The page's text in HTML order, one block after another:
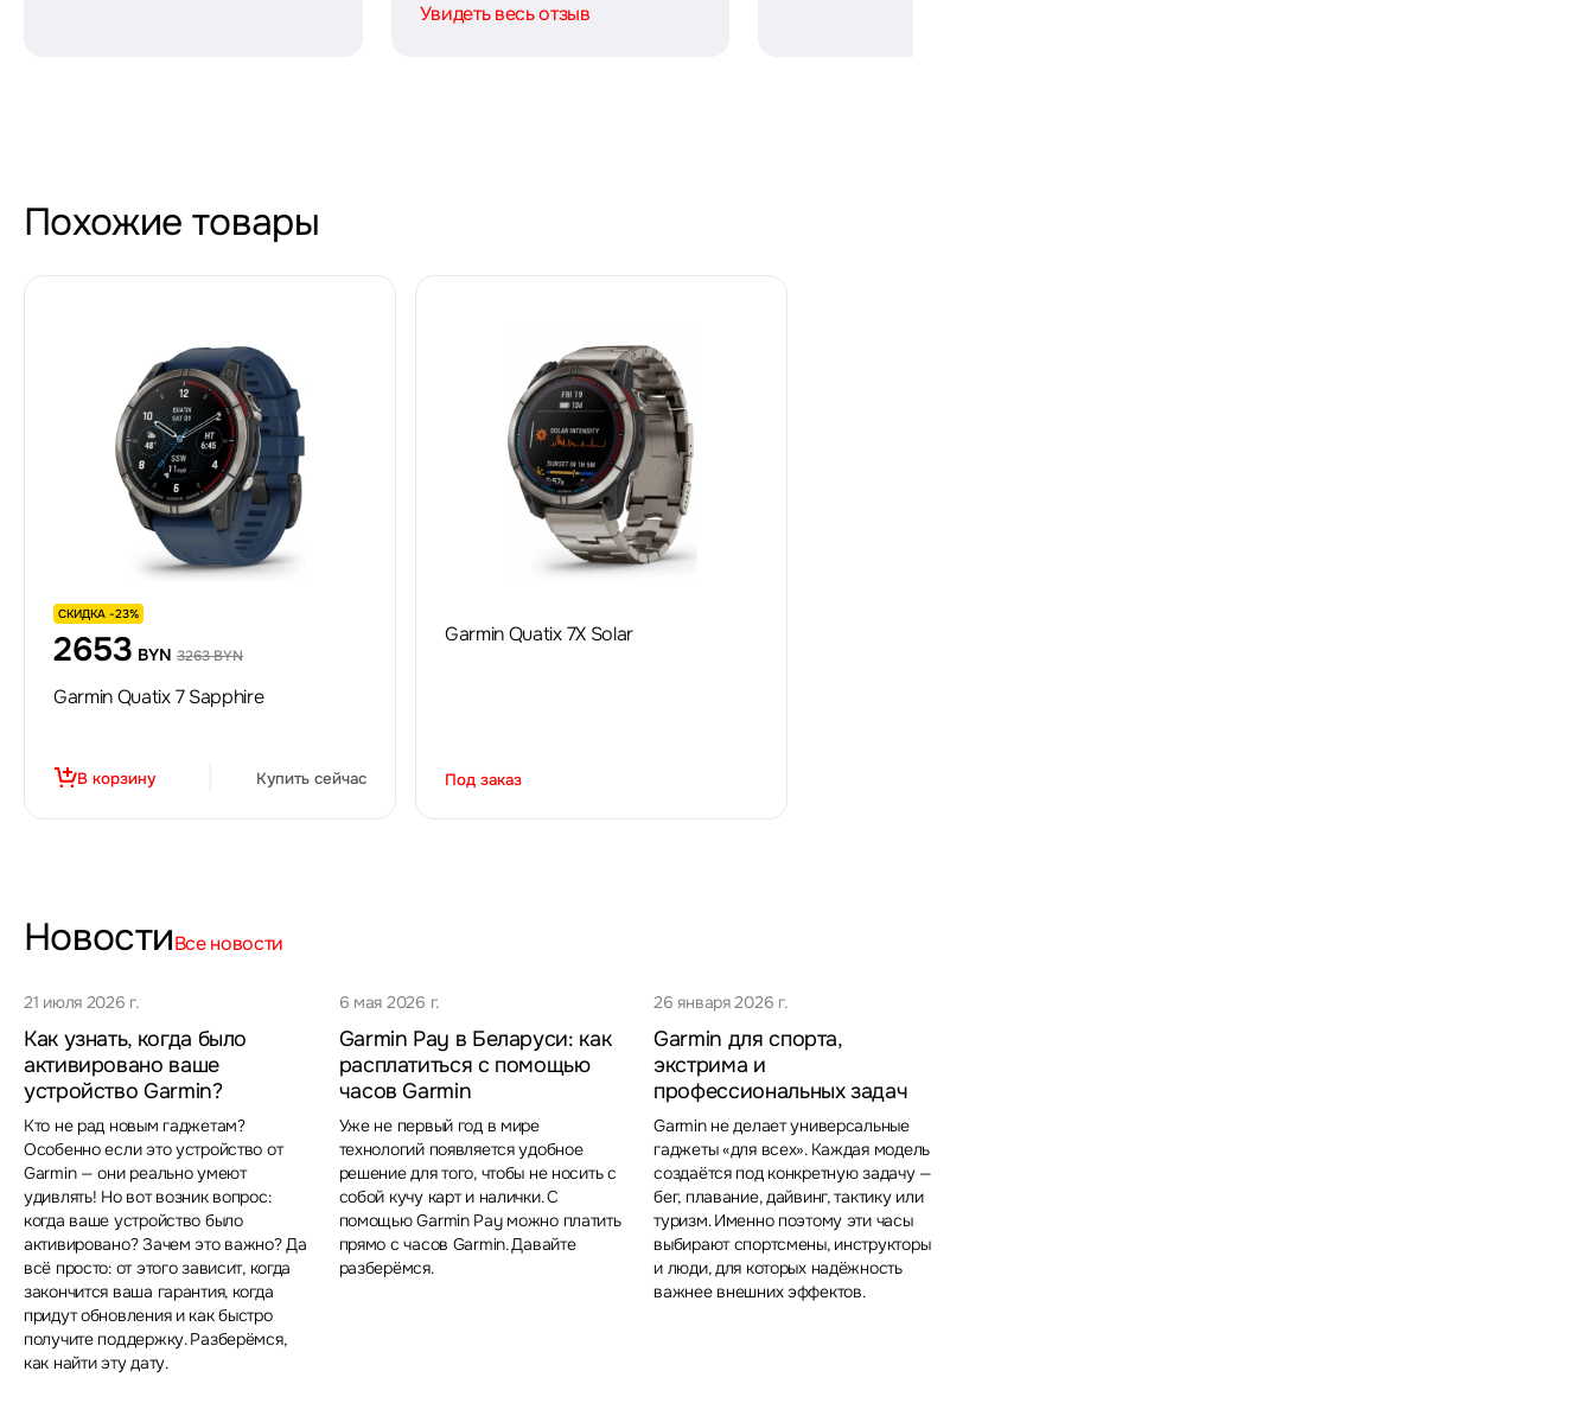
Увидеть весь отзыв
Похожие товары
СКИДКА -23%
2653 BYN 3263 BYN
Garmin Quatix 7 Sapphire
В корзину Купить сейчас
Garmin Quatix 7X Solar
Под заказ
НовостиВсе новости
21 июля 2026 г.
Как узнать, когда было
активировано ваше
устройство Garmin?
Кто не рад новым гаджетам?
Особенно если это устройство от
Garmin — они реально умеют
удивлять! Но вот возник вопрос:
когда ваше устройство было
активировано? Зачем это важно? Да
всё просто: от этого зависит, когда
закончится ваша гарантия, когда
придут обновления и как быстро
получите поддержку. Разберёмся,
как найти эту дату.
6 мая 2026 г.
Garmin Pay в Беларуси: как
расплатиться с помощью
часов Garmin
Уже не первый год в мире
технологий появляется удобное
решение для того, чтобы не носить с
собой кучу карт и налички. С
помощью Garmin Pay можно платить
прямо с часов Garmin. Давайте
разберёмся.
26 января 2026 г.
Garmin для спорта,
экстрима и
профессиональных задач
Garmin не делает универсальные
гаджеты «для всех». Каждая модель
создаётся под конкретную задачу —
бег, плавание, дайвинг, тактику или
туризм. Именно поэтому эти часы
выбирают спортсмены, инструкторы
и люди, для которых надёжность
важнее внешних эффектов.